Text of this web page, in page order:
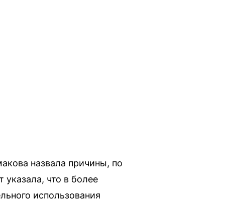
назвала причины, по
что в более
использования